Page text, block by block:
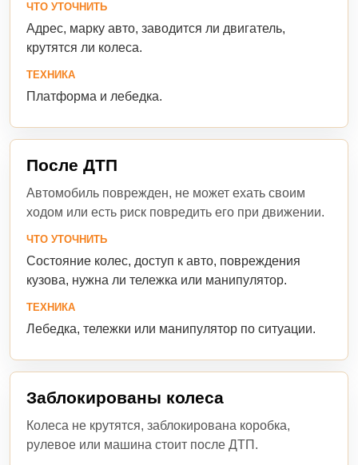
ЧТО УТОЧНИТЬ
Адрес, марку авто, заводится ли двигатель,
крутятся ли колеса.
ТЕХНИКА
Платформа и лебедка.
После ДТП
Автомобиль поврежден, не может ехать своим
ходом или есть риск повредить его при движении.
ЧТО УТОЧНИТЬ
Состояние колес, доступ к авто, повреждения
кузова, нужна ли тележка или манипулятор.
ТЕХНИКА
Лебедка, тележки или манипулятор по ситуации.
Заблокированы колеса
Колеса не крутятся, заблокирована коробка,
рулевое или машина стоит после ДТП.